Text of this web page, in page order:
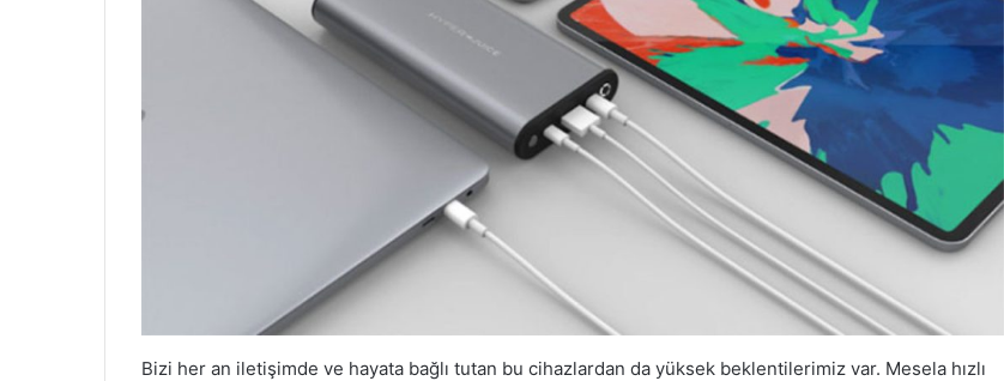
Bizi her an iletişimde ve hayata bağlı tutan bu cihazlardan da yüksek beklentilerimiz var. Mesela hızlı